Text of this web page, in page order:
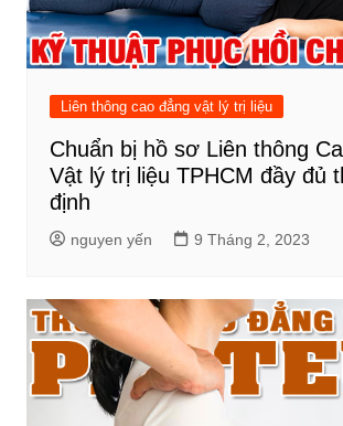
Liên thông cao đẳng vật lý trị liệu
Chuẩn bị hồ sơ Liên thông
Vật lý trị liệu TPHCM đầy đủ
định
nguyen yến 9 Tháng 2, 2023